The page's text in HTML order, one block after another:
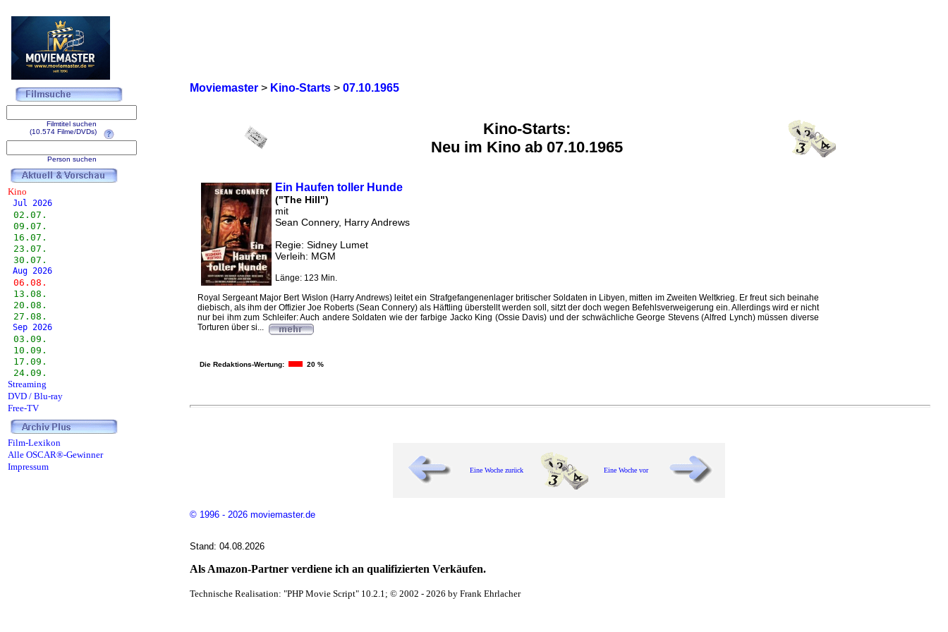
Moviemaster> Kino-Starts> 07.10.1965
Kino-Starts:
Neu im Kino ab 07.10.1965
Ein Haufen toller Hunde
("The Hill")
mit
Sean Connery, Harry Andrews
Regie: Sidney Lumet
Verleih: MGM
Länge: 123 Min.
Royal Sergeant Major Bert Wislon (Harry Andrews) leitet ein Strafgefangenenlager britischer Soldaten in Libyen, mitten im Zweiten Weltkrieg. Er freut sich beinahe
diebisch, als ihm der Offizier Joe Roberts (Sean Connery) als Häftling überstellt werden soll, sitzt der doch wegen Befehlsverweigerung ein. Allerdings wird er nicht
nur bei ihm zum Schleifer: Auch andere Soldaten wie der farbige Jacko King (Ossie Davis) und der schwächliche George Stevens (Alfred Lynch) müssen diverse
Torturen über si...
Die Redaktions-Wertung: 20 %
Eine Woche zurück Eine Woche vor
© 1996 - 2026 moviemaster.de
Stand: 04.08.2026
Als Amazon-Partner verdiene ich an qualifizierten Verkäufen.
Technische Realisation: "PHP Movie Script" 10.2.1; © 2002 - 2026 by Frank Ehrlacher
Filmtitel suchen
(10.574 Filme/DVDs)
Person suchen
Kino
Jul 2026
02.07.
09.07.
16.07.
23.07.
30.07.
Aug 2026
06.08.
13.08.
20.08.
27.08.
Sep 2026
03.09.
10.09.
17.09.
24.09.
Streaming
DVD / Blu-ray
Free-TV
Film-Lexikon
Alle OSCAR®-Gewinner
Impressum